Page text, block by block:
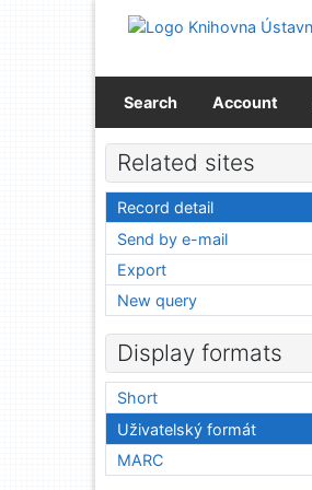
Go to menu
Search Account
Related sites
Record detail
Send by e-mail
Export
New query
Display formats
Short
Uživatelský formát
MARC